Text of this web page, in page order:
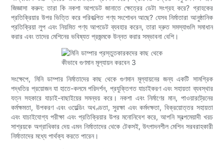
জিজ্ঞাসা করুন: তারা কি নকশা আপডেট জানাতে ক্ষেত্রের ডেটা সংগ্রহ করে? গ্রাহকের
প্রতিক্রিয়ার উপর ভিত্তি করে পরিকল্পিত পণ্য সংশোধন আছে? যেসব নির্মাতারা আনুষ্ঠানিক
প্রতিক্রিয়া লুপ এবং নিয়মিত পণ্য আপডেট ব্যবহার করেন, তারা দ্রুত সমস্যাগুলি সমাধান
করার এবং তাদের মেশিনের ভবিষ্যত প্রজন্মকে উন্নত করার সম্ভাবনা বেশি।
সংক্ষেপে, মিনি ডাম্পার নির্মাতাদের কাছ থেকে গুণমান মূল্যায়নের জন্য একটি সামগ্রিক
পদ্ধতির প্রয়োজন যা হাতে-কলমে পরিদর্শন, প্রযুক্তিগত যাচাইকরণ এবং সহায়তা ব্যবস্থার
যত্ন সহকারে যাচাই-বাছাইয়ের সমন্বয় করে। নকশা এবং নির্মাণের মান, পাওয়ারট্রেনের
কর্মক্ষমতা, উপকরণ এবং ওয়েল্ডিং অখণ্ডতা, সুরক্ষা এবং কর্মদক্ষতা, বিক্রয়োত্তর সহায়তা
এবং যাচাইযোগ্য পরীক্ষা এবং প্রতিক্রিয়ার উপর মনোনিবেশ করে, আপনি স্বল্পমেয়াদী খরচ
সাশ্রয়কে অগ্রাধিকার দেয় এমন নির্মাতাদের থেকে টেকসই, উৎপাদনশীল মেশিন সরবরাহকারী
নির্মাতাদের মধ্যে পার্থক্য করতে পারেন।